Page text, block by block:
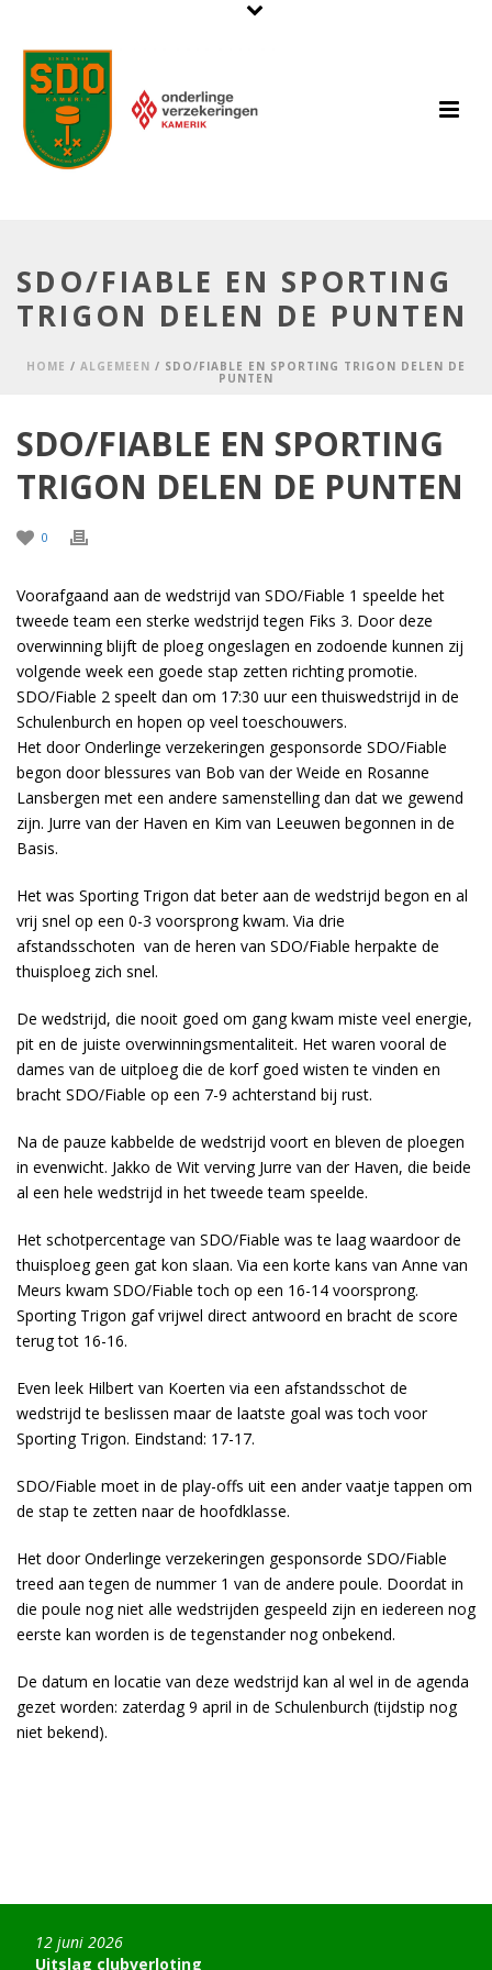
SDO/FIABLE EN SPORTING
TRIGON DELEN DE PUNTEN
HOME / ALGEMEEN / SDO/FIABLE EN SPORTING TRIGON DELEN DE
PUNTEN
SDO/FIABLE EN SPORTING
TRIGON DELEN DE PUNTEN
0
Voorafgaand aan de wedstrijd van SDO/Fiable 1 speelde het
tweede team een sterke wedstrijd tegen Fiks 3. Door deze
overwinning blijft de ploeg ongeslagen en zodoende kunnen zij
volgende week een goede stap zetten richting promotie.
SDO/Fiable 2 speelt dan om 17:30 uur een thuiswedstrijd in de
Schulenburch en hopen op veel toeschouwers.
Het door Onderlinge verzekeringen gesponsorde SDO/Fiable
begon door blessures van Bob van der Weide en Rosanne
Lansbergen met een andere samenstelling dan dat we gewend
zijn. Jurre van der Haven en Kim van Leeuwen begonnen in de
Basis.
Het was Sporting Trigon dat beter aan de wedstrijd begon en al
vrij snel op een 0-3 voorsprong kwam. Via drie
afstandsschoten van de heren van SDO/Fiable herpakte de
thuisploeg zich snel.
De wedstrijd, die nooit goed om gang kwam miste veel energie,
pit en de juiste overwinningsmentaliteit. Het waren vooral de
dames van de uitploeg die de korf goed wisten te vinden en
bracht SDO/Fiable op een 7-9 achterstand bij rust.
Na de pauze kabbelde de wedstrijd voort en bleven de ploegen
in evenwicht. Jakko de Wit verving Jurre van der Haven, die beide
al een hele wedstrijd in het tweede team speelde.
Het schotpercentage van SDO/Fiable was te laag waardoor de
thuisploeg geen gat kon slaan. Via een korte kans van Anne van
Meurs kwam SDO/Fiable toch op een 16-14 voorsprong.
Sporting Trigon gaf vrijwel direct antwoord en bracht de score
terug tot 16-16.
Even leek Hilbert van Koerten via een afstandsschot de
wedstrijd te beslissen maar de laatste goal was toch voor
Sporting Trigon. Eindstand: 17-17.
SDO/Fiable moet in de play-offs uit een ander vaatje tappen om
de stap te zetten naar de hoofdklasse.
Het door Onderlinge verzekeringen gesponsorde SDO/Fiable
treed aan tegen de nummer 1 van de andere poule. Doordat in
die poule nog niet alle wedstrijden gespeeld zijn en iedereen nog
eerste kan worden is de tegenstander nog onbekend.
De datum en locatie van deze wedstrijd kan al wel in de agenda
gezet worden: zaterdag 9 april in de Schulenburch (tijdstip nog
niet bekend).
Uitslag clubverloting
12 juni 2026